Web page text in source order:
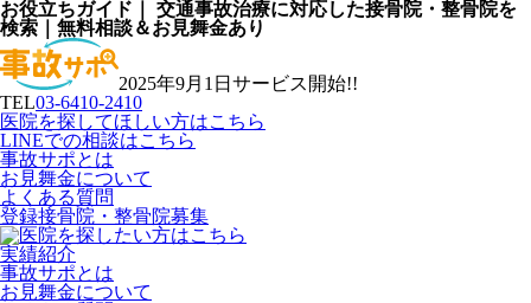
お役立ちガイド｜ 交通事故治療に対応した接骨院・整骨院を
検索｜無料相談＆お見舞金あり
2025年9月1日サービス開始!!
TEL03-6410-2410
医院を探してほしい方はこちら
LINEでの相談はこちら
事故サポとは
お見舞金について
よくある質問
登録接骨院・整骨院募集
実績紹介
事故サポとは
お見舞金について